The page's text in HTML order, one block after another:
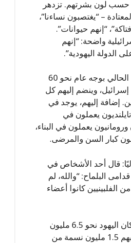
حسب لون بشرتهم. تزدهر
– “يغتصبون نساءنا”،
“إنهم حيوانات”.
واضحة: “إنهم
الدولة اليهودية”.
يوجد في الوقت الحالي بوجه عام نحو 60
وينضم إليهم كل
آخرين. إضافة إليهم، يوجد في
يعملون في
يعملون في البناء،
كبار السن والمرضى.
قال أحد الأشخاص في
البلماح: “والله، لم
الفلبينيين كانوا أعضاء
يتراوح عدد السكان اليهود نحو 6.5 مليون
نسمة، وإلى جانبهم 1.5 مليون نسمة من